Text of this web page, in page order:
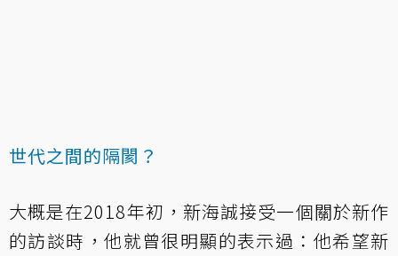
世代之間的隔閡？
大概是在2018年初，新海誠接受一個關於新作
的訪談時，他就曾很明顯的表示過：他希望新